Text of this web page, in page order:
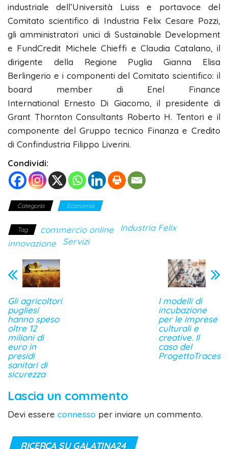
industriale dell’Università Luiss e portavoce del
Comitato scientifico di Industria Felix Cesare Pozzi,
gli amministratori unici di Sustainable Development
e FundCredit Michele Chieffi e Claudia Catalano, il
dirigente della Regione Puglia Gianna Elisa
Berlingerio e i componenti del Comitato scientifico: il
board member di Enel Finance
International Ernesto Di Giacomo, il presidente di
Grant Thornton Consultants Roberto H. Tentori e il
componente del Gruppo tecnico Finanza e Credito
di Confindustria Filippo Liverini.
Condividi:
Categoria Economia
Tag commercio online
Industria Felix
innovazione
Servizi
Gli agricoltori
pugliesi
hanno speso
oltre 12
milioni di
euro in
presidi
sanitari di
sicurezza
I modelli di
incubazione
per le imprese
culturali e
creative. Il
caso del
ProgettoTraces
Lascia un commento
Devi essere connesso per inviare un commento.
RICERCA SU GALATINA24